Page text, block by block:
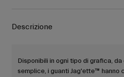
Descrizione
Disponibili in ogni tipo di grafica,
semplice, i guanti Jag'ette™ hanno